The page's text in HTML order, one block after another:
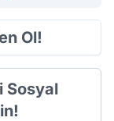
Ol!
Sosyal